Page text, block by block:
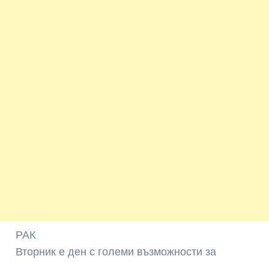
РАК
Вторник е ден с големи възможности за